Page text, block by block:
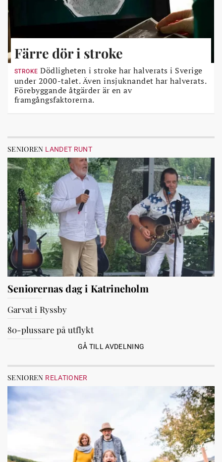
Färre dör i stroke
STROKE Dödligheten i stroke har halverats i Sverige
under 2000-talet. Även insjuknandet har halverats.
Förebyggande åtgärder är en av
framgångsfaktorerna.
SENIOREN LANDET RUNT
Seniorernas dag i Katrineholm
Garvat i Ryssby
80-plussare på utflykt
GÅ TILL AVDELNING
SENIOREN RELATIONER